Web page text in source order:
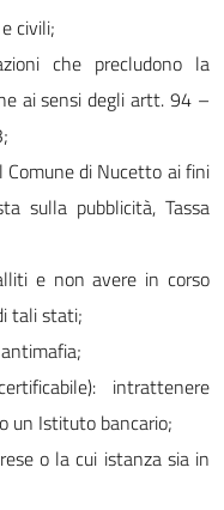
civili;
che precludono la
ai sensi degli artt. 94 –
di Nucetto ai fini
sulla pubblicità, Tassa
e non avere in corso
tali stati;
intrattenere
un Istituto bancario;
o la cui istanza sia in